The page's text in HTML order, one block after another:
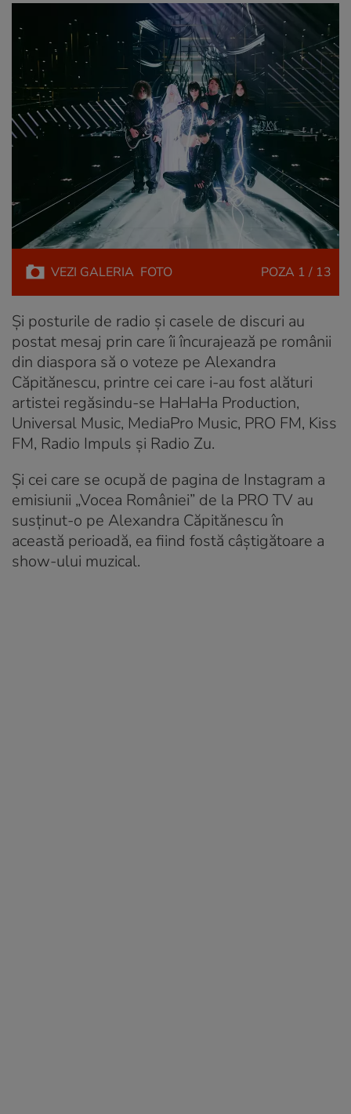
VEZI GALERIA FOTO POZA 1 / 13
Și posturile de radio și casele de discuri au
postat mesaj prin care îi încurajează pe românii
din diaspora să o voteze pe Alexandra
Căpitănescu, printre cei care i-au fost alături
artistei regăsindu-se HaHaHa Production,
Universal Music, MediaPro Music, PRO FM, Kiss
FM, Radio Impuls și Radio Zu.
Și cei care se ocupă de pagina de Instagram a
emisiunii „Vocea României” de la PRO TV au
susținut-o pe Alexandra Căpitănescu în
această perioadă, ea fiind fostă câștigătoare a
show-ului muzical.